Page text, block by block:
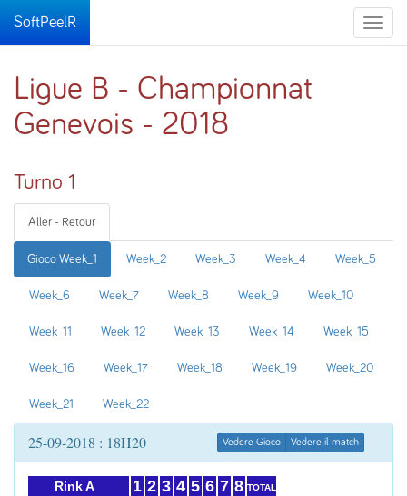
Toggle
SoftPeelR
Ligue B - Championnat
Genevois - 2018
Turno 1
Aller - Retour
Gioco Week_1 Week_2 Week_3 Week_4 Week_5
Week_6 Week_7 Week_8 Week_9 Week_10
Week_11 Week_12 Week_13 Week_14 Week_15
Week_16 Week_17 Week_18 Week_19 Week_20
Week_21 Week_22
25-09-2018 : 18H20 Vedere Gioco Vedere il match
Rink A 1 2 3 4 5 6 7 8 TOTAL